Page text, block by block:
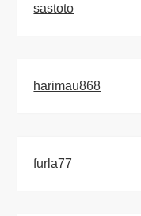
sastoto
harimau868
furla77